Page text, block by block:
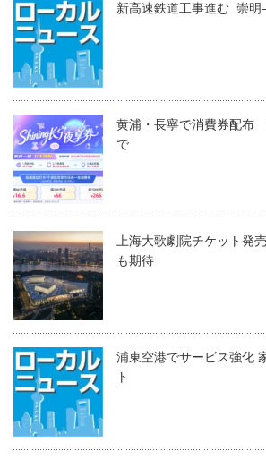
新高速鉄道工事進む 崇
黄浦・長寧で消費券配布
で
上海大歌劇院チケット発
も期待
浦東空港でサービス強化
ト